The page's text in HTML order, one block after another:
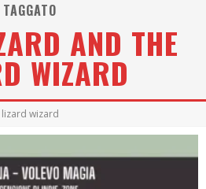
TAGGATO
AND THE
WIZARD
wizard